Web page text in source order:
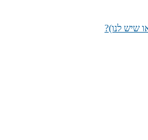
שיש לנו)?